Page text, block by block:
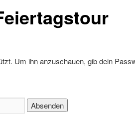
Um ihn anzuschauen, gib dein